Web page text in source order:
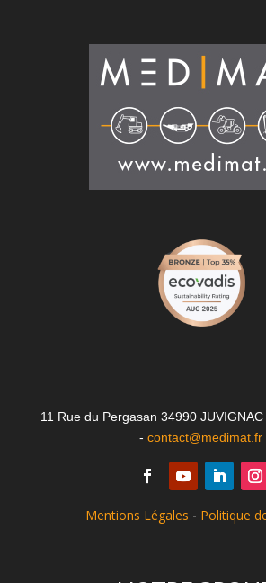
11 Rue du Pergasan 34990
-contact@medimat.fr
Mentions Légales - Politique